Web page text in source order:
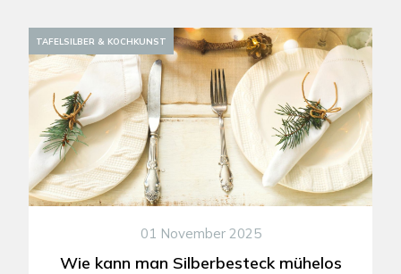
TAFELSILBER & KOCHKUNST
01 November 2025
Wie kann man Silberbesteck mühelos